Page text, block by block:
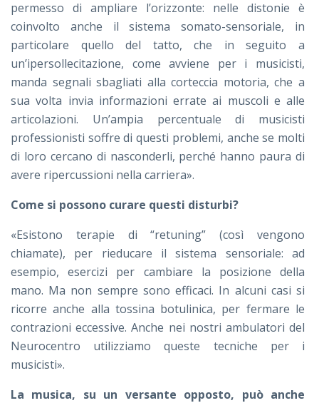
permesso di ampliare l’orizzonte: nelle distonie è
coinvolto anche il sistema somato-sensoriale, in
particolare quello del tatto, che in seguito a
un’ipersollecitazione, come avviene per i musicisti,
manda segnali sbagliati alla corteccia motoria, che a
sua volta invia informazioni errate ai muscoli e alle
articolazioni. Un’ampia percentuale di musicisti
professionisti soffre di questi problemi, anche se molti
di loro cercano di nasconderli, perché hanno paura di
avere ripercussioni nella carriera».
Come si possono curare questi disturbi?
«Esistono terapie di “retuning” (così vengono
chiamate), per rieducare il sistema sensoriale: ad
esempio, esercizi per cambiare la posizione della
mano. Ma non sempre sono efficaci. In alcuni casi si
ricorre anche alla tossina botulinica, per fermare le
contrazioni eccessive. Anche nei nostri ambulatori del
Neurocentro utilizziamo queste tecniche per i
musicisti».
La musica, su un versante opposto, può anche